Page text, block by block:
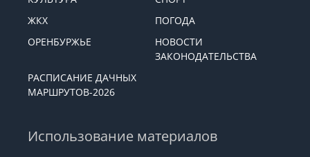
ЖКХ
ПОГОДА
ОРЕНБУРЖЬЕ
НОВОСТИ
ЗАКОНОДАТЕЛЬСТВА
РАСПИСАНИЕ ДАЧНЫХ
МАРШРУТОВ-2026
Использование материалов